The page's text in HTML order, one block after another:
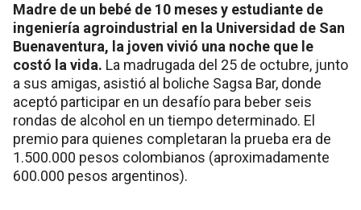
Madre de un bebé de 10 meses y estudiante de
ingeniería agroindustrial en la Universidad de San
Buenaventura, la joven vivió una noche que le
costó la vida. La madrugada del 25 de octubre, junto
a sus amigas, asistió al boliche Sagsa Bar, donde
aceptó participar en un desafío para beber seis
rondas de alcohol en un tiempo determinado. El
premio para quienes completaran la prueba era de
1.500.000 pesos colombianos (aproximadamente
600.000 pesos argentinos).